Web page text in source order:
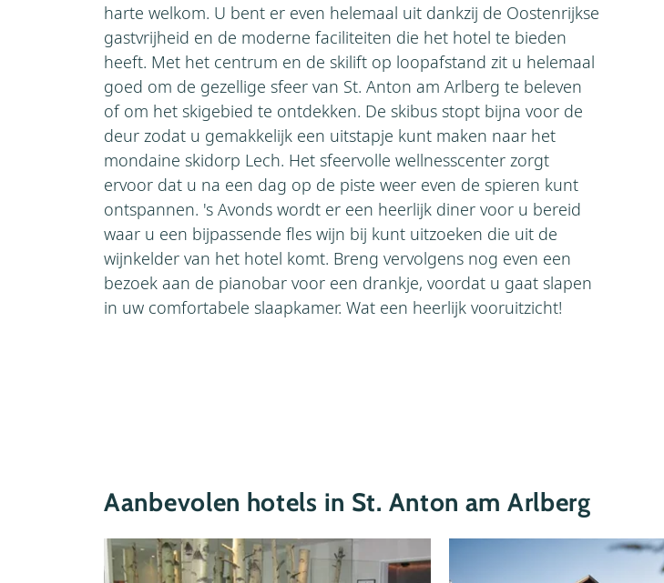
harte welkom. U bent er even helemaal uit dankzij de Oostenrijkse
gastvrijheid en de moderne faciliteiten die het hotel te bieden
heeft. Met het centrum en de skilift op loopafstand zit u helemaal
goed om de gezellige sfeer van St. Anton am Arlberg te beleven
of om het skigebied te ontdekken. De skibus stopt bijna voor de
deur zodat u gemakkelijk een uitstapje kunt maken naar het
mondaine skidorp Lech. Het sfeervolle wellnesscenter zorgt
ervoor dat u na een dag op de piste weer even de spieren kunt
ontspannen. 's Avonds wordt er een heerlijk diner voor u bereid
waar u een bijpassende fles wijn bij kunt uitzoeken die uit de
wijnkelder van het hotel komt. Breng vervolgens nog even een
bezoek aan de pianobar voor een drankje, voordat u gaat slapen
in uw comfortabele slaapkamer. Wat een heerlijk vooruitzicht!
Aanbevolen hotels in St. Anton am Arlberg